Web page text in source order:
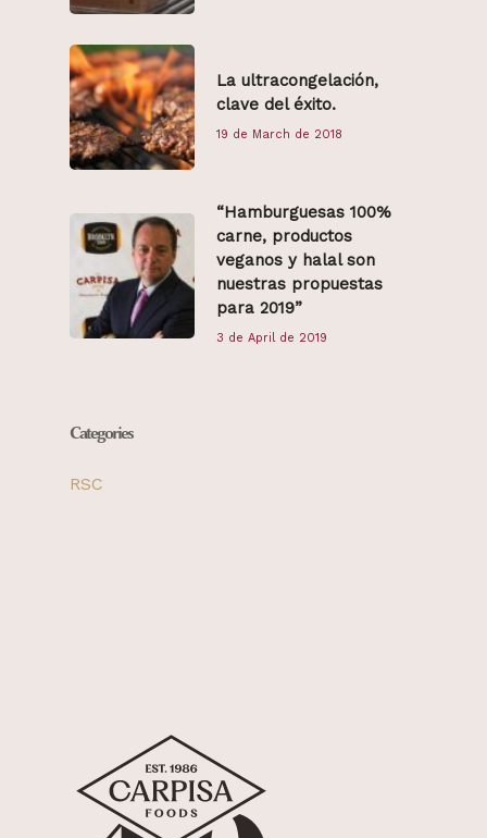
La ultracongelación,
clave del éxito.
19 de March de 2018
“Hamburguesas 100%
carne, productos
veganos y halal son
nuestras propuestas
para 2019”
3 de April de 2019
Categories
RSC